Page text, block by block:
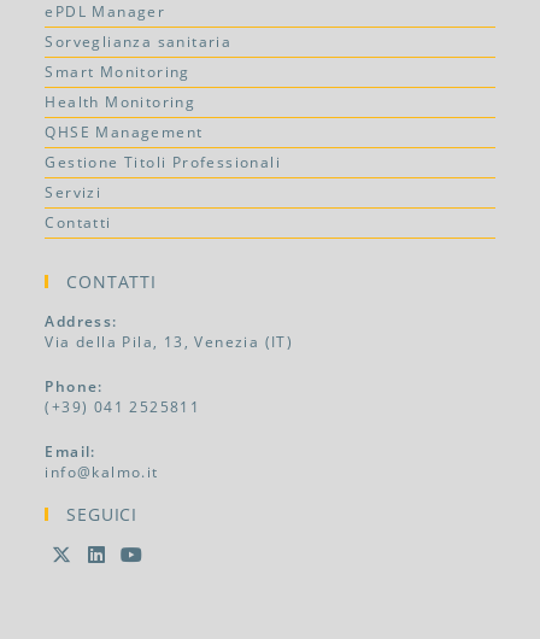
ePDL Manager
Sorveglianza sanitaria
Smart Monitoring
Health Monitoring
QHSE Management
Gestione Titoli Professionali
Servizi
Contatti
CONTATTI
Address:
Via della Pila, 13, Venezia (IT)
Phone:
(+39) 041 2525811
Email:
info@kalmo.it
SEGUICI